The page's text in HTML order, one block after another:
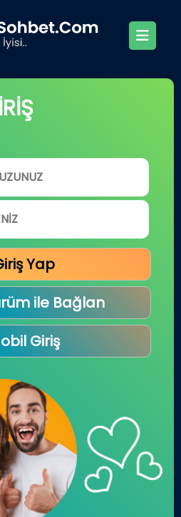
Yap
ile Bağlan
Giriş